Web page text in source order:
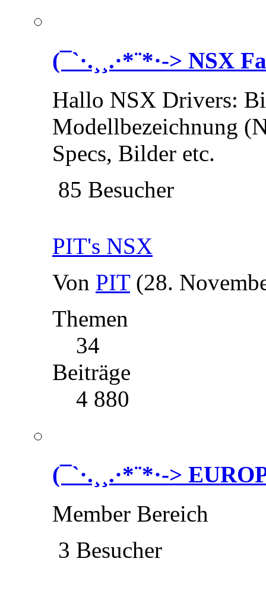
(¯`·.¸¸.·*¨*·-> NSX
Hallo NSX Drivers:
Modellbezeichnung
Specs, Bilder etc.
85 Besucher
PIT's NSX
Von PIT (28.
Themen
34
Beiträge
4 880
(¯`·.¸¸.·*¨*·->
Member Bereich
3 Besucher